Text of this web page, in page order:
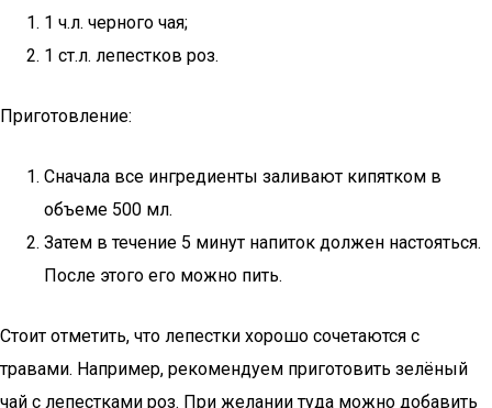
1 ч.л. черного чая;
1 ст.л. лепестков роз.
Приготовление:
Сначала все ингредиенты заливают кипятком в
объеме 500 мл.
Затем в течение 5 минут напиток должен настояться.
После этого его можно пить.
Стоит отметить, что лепестки хорошо сочетаются с
травами. Например, рекомендуем приготовить зелёный
чай с лепестками роз. При желании туда можно добавить